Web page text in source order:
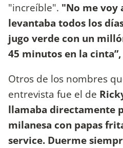
"increíble". "No me voy
levantaba todos los
jugo verde con un
45 minutos en la cinta”,
Otros de los nombres
entrevista fue el de
llamaba directamente
milanesa con papas
service. Duerme